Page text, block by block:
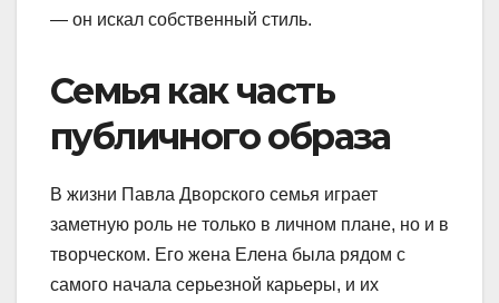
— он искал собственный стиль.
Семья как часть
публичного образа
В жизни Павла Дворского семья играет
заметную роль не только в личном плане, но и в
творческом. Его жена Елена была рядом с
самого начала серьезной карьеры, и их